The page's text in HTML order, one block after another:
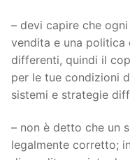
– devi capire che
vendita e una politica
differenti, quindi il
per le tue condizioni
sistemi e strategie
– non è detto che un
legalmente corretto;